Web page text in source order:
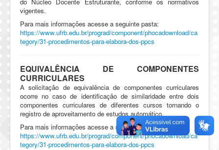
vigentes.
Para mais informações acesse a seguinte pasta:
https://www.ufrb.edu.br/prograd/component/phocadownload/ca
tegory/31-procedimentos-para-elabora-dos-ppcs
EQUIVALÊNCIA DE COMPONENTES
CURRICULARES
A solicitação de equivalência de componentes curriculares
ocorre no caso de identificação de similaridade entre dois
componentes curriculares de diferentes cursos tornando o
registro de aproveitamento de estudos automático.
Para mais informações acesse a seguinte pasta:
https://www.ufrb.edu.br/prograd/component/phocadownload/ca
tegory/31-procedimentos-para-elabora-dos-ppcs